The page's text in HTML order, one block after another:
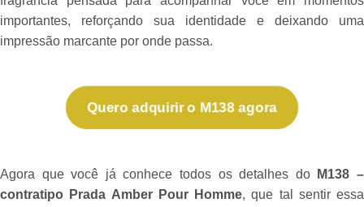
importantes, reforçando sua identidade e deixando uma
impressão marcante por onde passa.
Quero adquirir o M138 agora
Agora que você já conhece todos os detalhes do
M138 –
contratipo Prada Amber Pour Homme, que tal sentir essa